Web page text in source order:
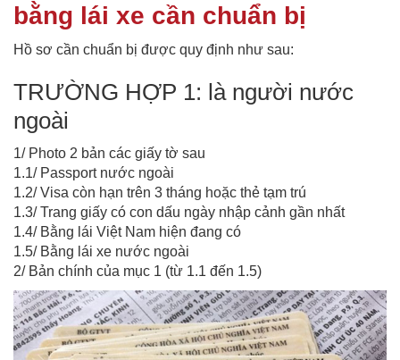
bằng lái xe cần chuẩn bị
Hồ sơ cần chuẩn bị được quy định như sau:
TRƯỜNG HỢP 1: là người nước
ngoài
1/ Photo 2 bản các giấy tờ sau
1.1/ Passport nước ngoài
1.2/ Visa còn hạn trên 3 tháng hoặc thẻ tạm trú
1.3/ Trang giấy có con dấu ngày nhập cảnh gần nhất
1.4/ Bằng lái Việt Nam hiện đang có
1.5/ Bằng lái xe nước ngoài
2/ Bản chính của mục 1 (từ 1.1 đến 1.5)